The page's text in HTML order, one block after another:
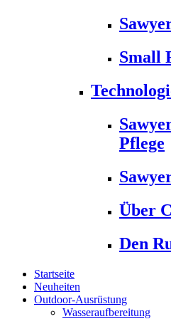
Small
Pflege
Über
Den
Startseite
Neuheiten
Outdoor-Ausrüstung
Wasseraufbereitung